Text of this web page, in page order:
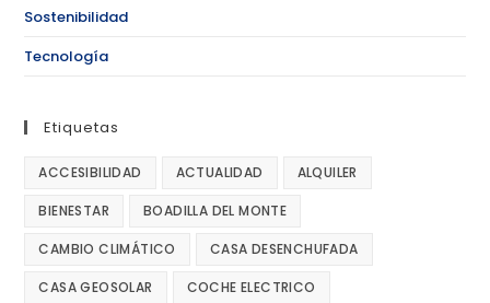
Sostenibilidad
Tecnología
Etiquetas
ACCESIBILIDAD ACTUALIDAD ALQUILER
BIENESTAR BOADILLA DEL MONTE
CAMBIO CLIMÁTICO CASA DESENCHUFADA
CASA GEOSOLAR COCHE ELECTRICO